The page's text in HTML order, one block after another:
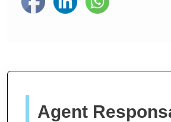
Agent